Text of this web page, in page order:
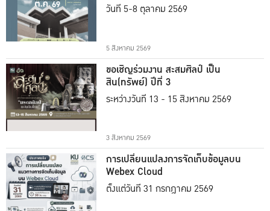
วันที่ 5-8 ตุลาคม 2569
5 สิงหาคม 2569
ขอเชิญร่วมงาน สะสมศิลป์ เป็น
สิน(ทรัพย์) ปีที่ 3
ระหว่างวันที่ 13 - 15 สิงหาคม 2569
3 สิงหาคม 2569
การเปลี่ยนแปลงการจัดเก็บข้อมูลบน
Webex Cloud
ตั้งแต่วันที่ 31 กรกฎาคม 2569